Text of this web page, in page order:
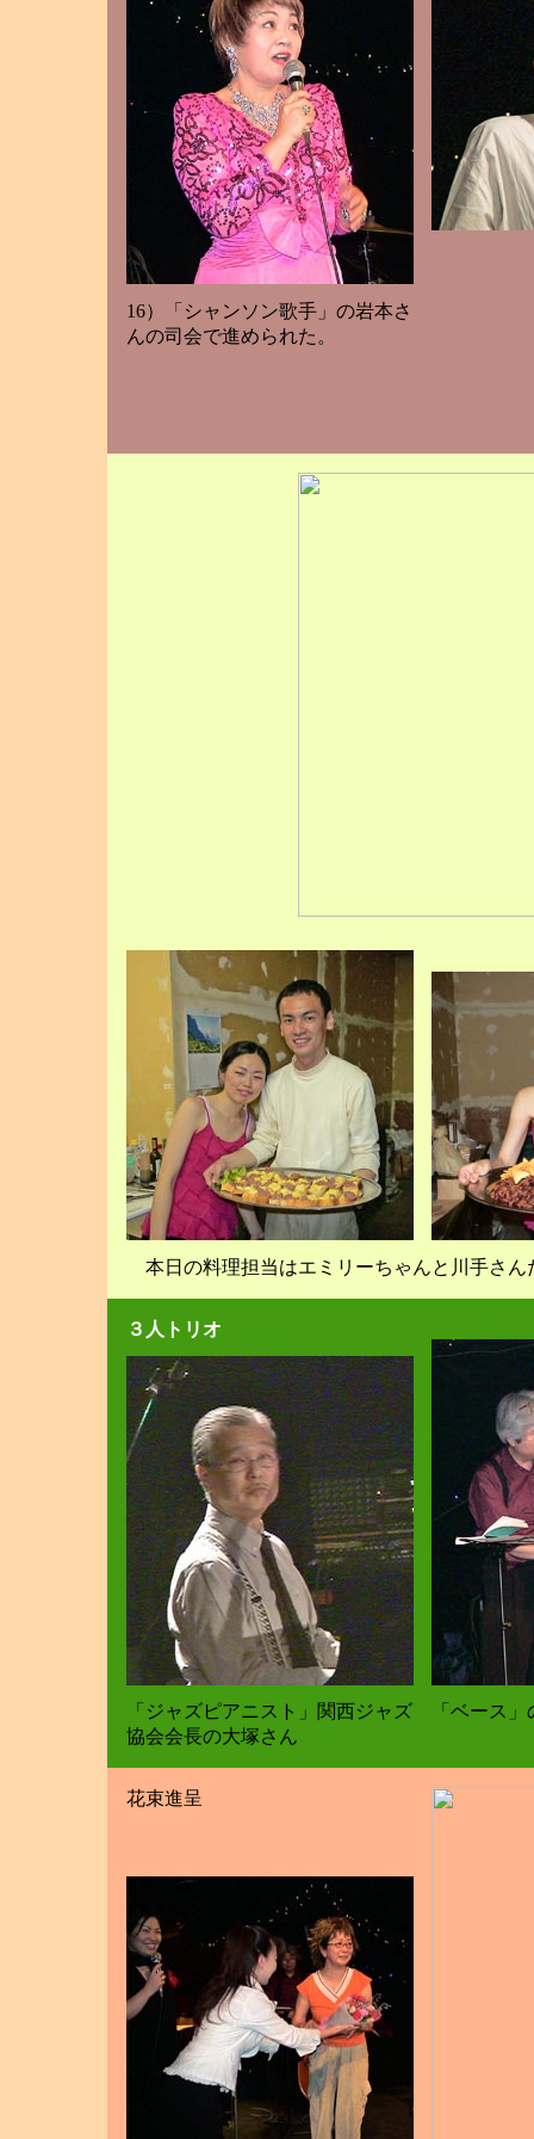
16）「シャンソン歌手」の岩本さ
んの司会で進められた。
本日の料理担当はエミリーちゃんと川手さん
３人トリオ
「ジャズピアニスト」関西ジャズ
協会会長の大塚さん
「ベース
花束進呈